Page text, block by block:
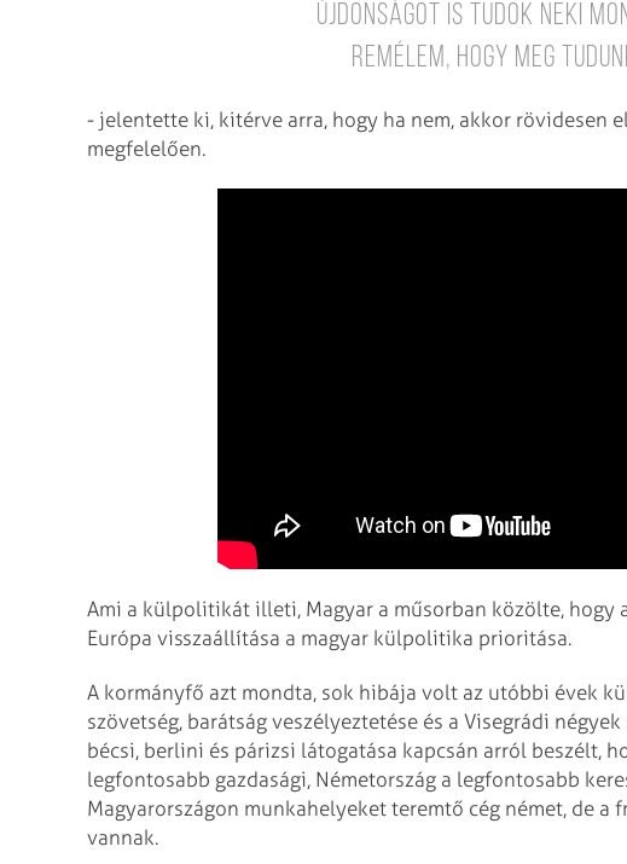
újdonságot is tudok neki
remélem, hogy meg
- jelentette ki, kitérve arra, hogy ha nem, akkor rövidesen
megfelelően.
Ami a külpolitikát illeti, Magyar a műsorban közölte, hogy
Európa visszaállítása a magyar külpolitika prioritása.
A kormányfő azt mondta, sok hibája volt az utóbbi évek
szövetség, barátság veszélyeztetése és a Visegrádi
bécsi, berlini és párizsi látogatása kapcsán arról beszélt,
legfontosabb gazdasági, Németország a legfontosabb
Magyarországon munkahelyeket teremtő cég német, de a
vannak.